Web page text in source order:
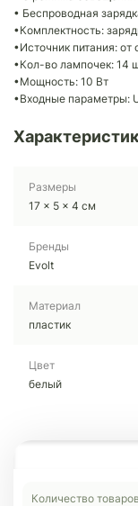
• Беспроводная
•Комплектность:
•Источник питания: от
•Кол-во лампочек: 14
•Мощность: 10 Вт
•Входные параметры:
Размеры
17 x 5 x 4 см
Бренды
Evolt
Материал
пластик
Цвет
белый
Количество